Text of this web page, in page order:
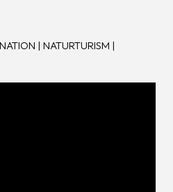
| NATURTURISM |